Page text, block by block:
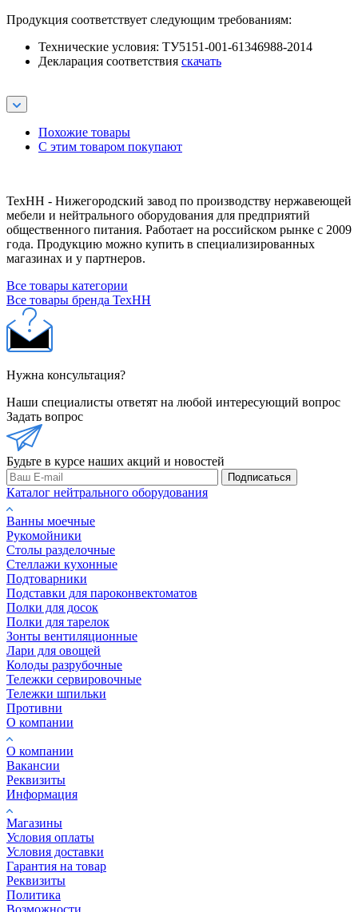
Продукция соответствует следующим требованиям:
Технические условия: ТУ5151-001-61346988-2014
Декларация соответствия скачать
Похожие товары
С этим товаром покупают
ТехНН - Нижегородский завод по производству нержавеющей
мебели и нейтрального оборудования для предприятий
общественного питания. Работает на российском рынке с 2009
года. Продукцию можно купить в специализированных
магазинах и у партнеров.
Все товары категории
Все товары бренда ТехНН
Нужна консультация?
Наши специалисты ответят на любой интересующий вопрос
Задать вопрос
Будьте в курсе наших акций и новостей
Подписаться
Каталог нейтрального оборудования
Ванны моечные
Рукомойники
Столы разделочные
Стеллажи кухонные
Подтоварники
Подставки для пароконвектоматов
Полки для досок
Полки для тарелок
Зонты вентиляционные
Лари для овощей
Колоды разрубочные
Тележки сервировочные
Тележки шпильки
Противни
О компании
О компании
Вакансии
Реквизиты
Информация
Магазины
Условия оплаты
Условия доставки
Гарантия на товар
Реквизиты
Политика